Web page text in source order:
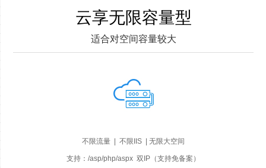
云享无限容量型
适合对空间容量较大
不限流量 | 不限IIS | 无限大空间
支持：/asp/php/aspx 双IP（支持免备案）